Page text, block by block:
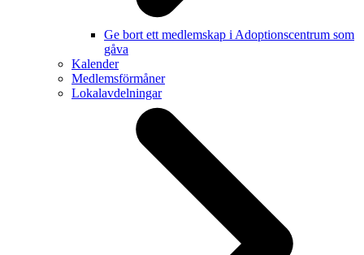
Ge bort ett medlemskap i Adoptionscentrum som
gåva
Kalender
Medlemsförmåner
Lokalavdelningar